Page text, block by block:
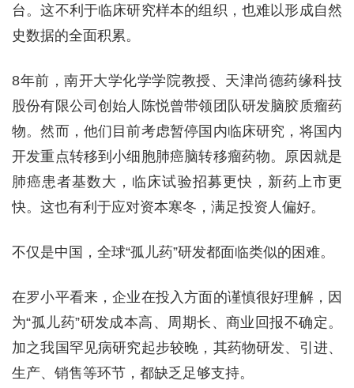
台。这不利于临床研究样本的组织，也难以形成自然
史数据的全面积累。
8年前，南开大学化学学院教授、天津尚德药缘科技
股份有限公司创始人陈悦曾带领团队研发脑胶质瘤药
物。然而，他们目前考虑暂停国内临床研究，将国内
开发重点转移到小细胞肺癌脑转移瘤药物。原因就是
肺癌患者基数大，临床试验招募更快，新药上市更
快。这也有利于应对资本寒冬，满足投资人偏好。
不仅是中国，全球“孤儿药”研发都面临类似的困难。
在罗小平看来，企业在投入方面的谨慎很好理解，因
为“孤儿药”研发成本高、周期长、商业回报不确定。
加之我国罕见病研究起步较晚，其药物研发、引进、
生产、销售等环节，都缺乏足够支持。